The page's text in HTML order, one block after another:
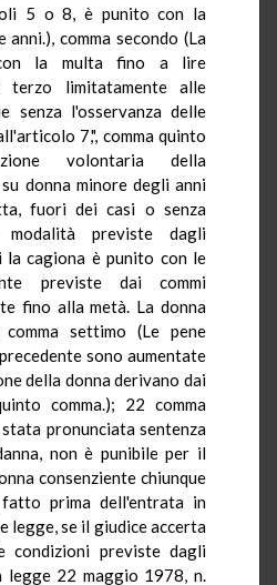
5 o 8, è punito con la
comma secondo (La
la multa fino a lire
terzo limitatamente alle
senza l'osservanza delle
7,", comma quinto
volontaria della
donna minore degli anni
fuori dei casi o senza
modalità previste dagli
cagiona è punito con le
previste dai commi
fino alla metà. La donna
settimo (Le pene
sono aumentate
della donna derivano dai
comma.); 22 comma
pronunciata sentenza
non è punibile per il
consenziente chiunque
fatto prima dell'entrata in
legge, se il giudice accerta
condizioni previste dagli
22 maggio 1978, n.